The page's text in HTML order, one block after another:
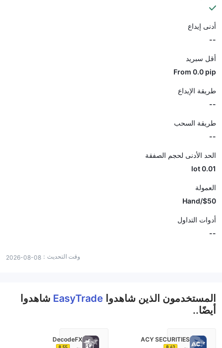
أدنى إيداع
--
أقل سبريد
From 0.0 pip
طريقة الإيداع
--
طريقة السحب
--
الحد الأدنى لحجم الصفقة
0.01 lot
العمولة
$50/Hand
أدوات التداول
--
وقت التحديث： 2026-08-08
المستخدمون الذين شاهدوا EasyTrade شاهدوا
أيضًا..
ACY SECURITIES
DecodeFX